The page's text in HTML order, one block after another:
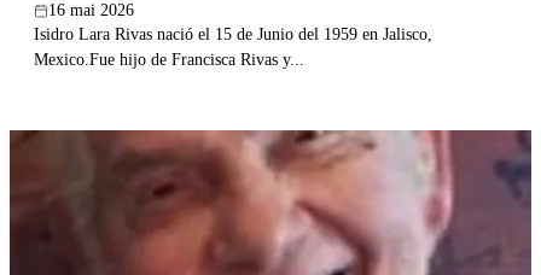
16 mai 2026
Isidro Lara Rivas nació el 15 de Junio del 1959 en Jalisco,
Mexico.Fue hijo de Francisca Rivas y...